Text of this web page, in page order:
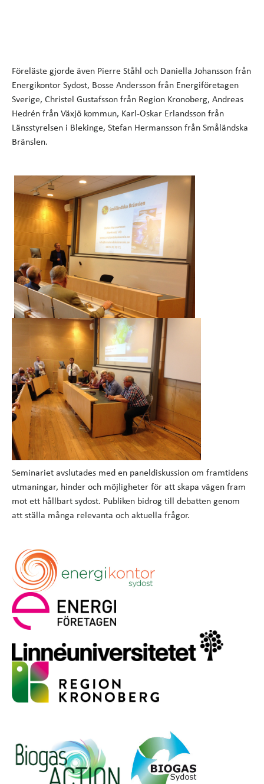
Föreläste gjorde även Pierre Ståhl och Daniella Johansson från
Energikontor Sydost, Bosse Andersson från Energiföretagen
Sverige, Christel Gustafsson från Region Kronoberg, Andreas
Hedrén från Växjö kommun, Karl-Oskar Erlandsson från
Länsstyrelsen i Blekinge, Stefan Hermansson från Småländska
Bränslen.
Seminariet avslutades med en paneldiskussion om framtidens
utmaningar, hinder och möjligheter för att skapa vägen fram
mot ett hållbart sydost. Publiken bidrog till debatten genom
att ställa många relevanta och aktuella frågor.